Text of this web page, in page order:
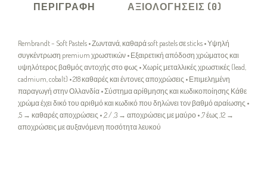
ΠΕΡΙΓΡΑΦΉ ΑΞΙΟΛΟΓΉΣΕΙΣ (0)
Rembrandt – Soft Pastels • Ζωντανά, καθαρά soft pastels σε sticks • Υψηλή
συγκέντρωση premium χρωστικών • Εξαιρετική απόδοση χρώματος και
υψηλότερος βαθμός αντοχής στο φως • Χωρίς μεταλλικές χρωστικές (lead,
cadmium, cobalt) • 218 καθαρές και έντονες αποχρώσεις • Επιμελημένη
παραγωγή στην Ολλανδία • Σύστημα αρίθμησης και κωδικοποίησης Κάθε
χρώμα έχει δικό του αριθμό και κωδικό που δηλώνει τον βαθμό αραίωσης •
,5 → καθαρές αποχρώσεις • ,2 / ,3 → αποχρώσεις με μαύρο • ,7 έως ,12 →
αποχρώσεις με αυξανόμενη ποσότητα λευκού